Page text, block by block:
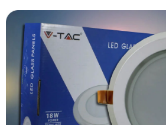
product
rating
of
stars.